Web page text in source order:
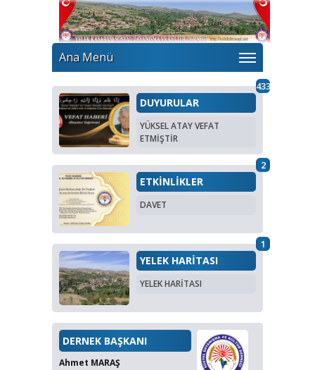
Ana Menü
433
DUYURULAR
YÜKSEL ATAY VEFAT
ETMİŞTİR
2
ETKİNLİKLER
DAVET
1
YELEK HARİTASI
YELEK HARİTASI
DERNEK BAŞKANI
Ahmet MARAŞ